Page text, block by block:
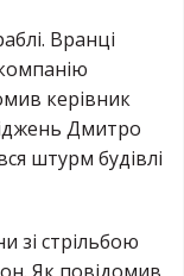
Вранці
керівник
Дмитро
штурм будівлі
зі стрільбою